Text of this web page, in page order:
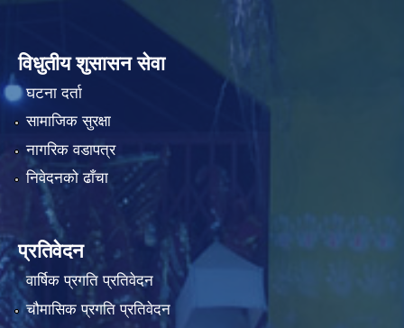
विधुतीय शुसासन सेवा
घटना दर्ता
सामाजिक सुरक्षा
नागरिक वडापत्र
निवेदनको ढाँचा
प्रतिवेदन
वार्षिक प्रगति प्रतिवेदन
चौमासिक प्रगति प्रतिवेदन